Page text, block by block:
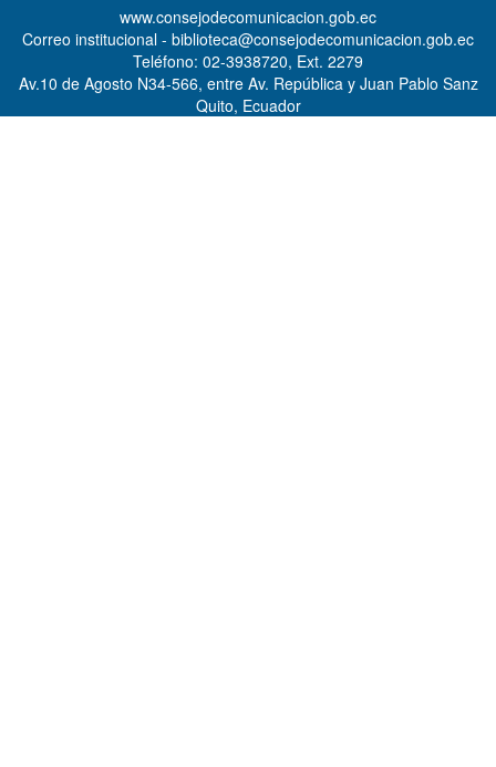
www.consejodecomunicacion.gob.ec
Correo institucional - biblioteca@consejodecomunicacion.gob.ec
Teléfono: 02-3938720, Ext. 2279
Av.10 de Agosto N34-566, entre Av. República y Juan Pablo Sanz
Quito, Ecuador